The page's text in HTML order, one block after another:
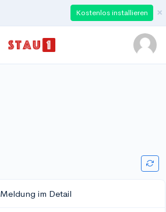
Kostenlos installieren ×
Meldung im Detail